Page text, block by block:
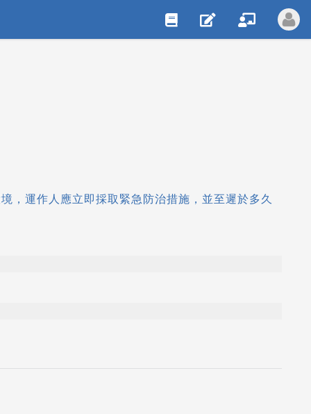
，運作人應立即採取緊急防治措施，並至遲於多久